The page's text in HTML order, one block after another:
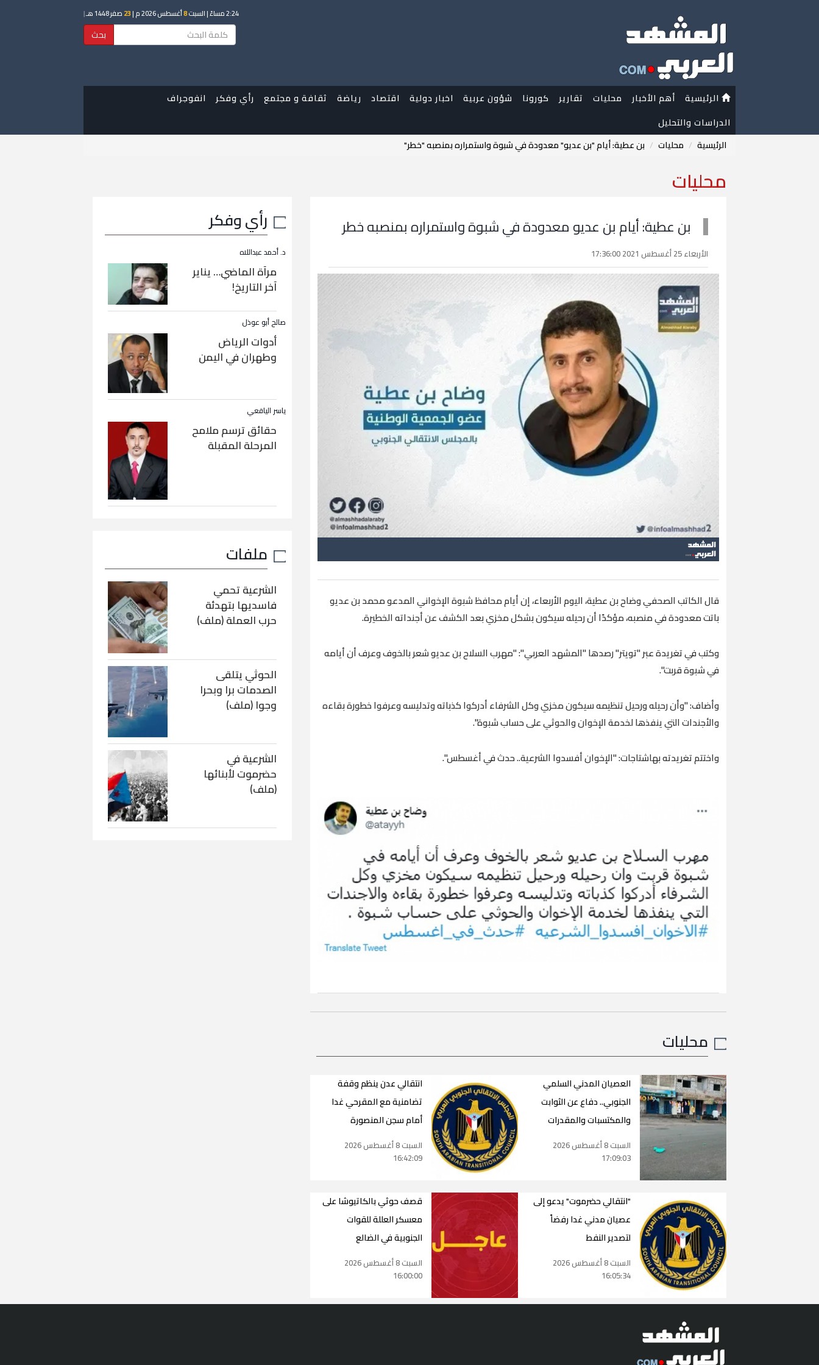
2:24 مساءً | السبت8أغسطس 2026 م | 23 صفر 1448 هـ |
بحث
الرئيسية أهم الأخبار محليات تقارير كورونا شؤون عربية اخبار دولية اقتصاد رياضة ثقافة و مجتمع رأي وفكر
انفوجراف
الدراسات والتحليل
الرئيسية
محليات بن عطية: أيام "بن عديو" معدودة في شبوة واستمراره بمنصبه "خطر"
محليات
بن عطية: أيام بن عديو معدودة في شبوة واستمراره بمنصبه خطر
الأربعاء 25 أغسطس 2021 17:36:00
قال الكاتب الصحفي وضاح بن عطية، اليوم الأربعاء، إن أيام محافظ شبوة الإخواني المدعو محمد بن عديو
باتت معدودة في منصبه، مؤكدًا أن رحيله سيكون بشكل مخزي بعد الكشف عن أجنداته الخطيرة.
وكتب في تغريدة عبر "تويتر" رصدها "المشهد العربي": "مهرب السلاح بن عديو شعر بالخوف وعرف أن أيامه
في شبوة قربت".
وأضاف: "وأن رحيله ورحيل تنظيمه سيكون مخزي وكل الشرفاء أدركوا كذباته وتدليسه وعرفوا خطورة بقاءه
والأجندات التي ينفذها لخدمة الإخوان والحوثي على حساب شبوة".
واختتم تغريدته بهاشتاجات: "الإخوان أفسدوا الشرعية.. حدث في أغسطس".
محليات
العصيان المدني السلمي
الجنوبي.. دفاع عن الثوابت
والمكتسبات والمقدرات
السبت 8 أغسطس 2026
17:09:03
انتقالي عدن ينظم وقفة
تضامنية مع المقرحي غدا
أمام سجن المنصورة
السبت 8 أغسطس 2026
16:42:09
"انتقالي حضرموت" يدعو إلى
عصيان مدني غدا رفضاً
لتصدير النفط
السبت 8 أغسطس 2026
16:05:34
قصف حوثي بالكاتيوشا على
معسكر العللة للقوات
الجنوبية في الضالع
السبت 8 أغسطس 2026
16:00:00
رأي وفكر
د. أحمد عبداللاه
مرآة الماضي… يناير
آخر التاريخ!
صالح أبو عوذل
أدوات الرياض
وطهران في اليمن
ياسر اليافعي
حقائق ترسم ملامح
المرحلة المقبلة
ملفات
الشرعية تحمي
فاسديها بتهدئة
حرب العملة (ملف)
الحوثي يتلقى
الصدمات برا وبحرا
وجوا (ملف)
الشرعية في
حضرموت لأبنائها
(ملف)